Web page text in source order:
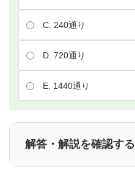
C. 240通り
D. 720通り
E. 1440通り
解答・解説を確認する